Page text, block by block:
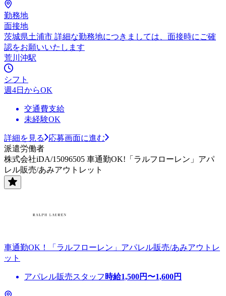
勤務地
面接地
茨城県土浦市 詳細な勤務地につきましては、面接時にご確
認をお願いいたします
荒川沖駅
シフト
週4日からOK
交通費支給
未経験OK
詳細を見る
応募画面に進む
派遣労働者
株式会社iDA/15096505 車通勤OK!「ラルフローレン」アパ
レル販売/あみアウトレット
車通勤OK！「ラルフローレン」アパレル販売/あみアウトレ
ット
アパレル販売スタッフ 時給1,500円〜1,600円